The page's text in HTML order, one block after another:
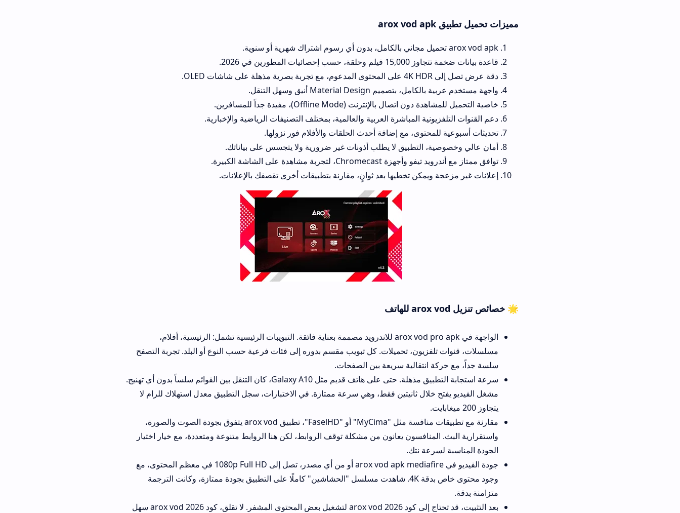
مميزات تحميل تطبيق arox vod apk
arox vod apk تحميل مجاني بالكامل، بدون أي رسوم اشتراك شهرية أو سنوية.
قاعدة بيانات ضخمة تتجاوز 15,000 فيلم وحلقة، حسب إحصائيات المطورين في 2026.
دقة عرض تصل إلى 4K HDR على المحتوى المدعوم، مع تجربة بصرية مذهلة على شاشات OLED.
واجهة مستخدم عربية بالكامل، بتصميم Material Design أنيق وسهل التنقل.
خاصية التحميل للمشاهدة دون اتصال بالإنترنت (Offline Mode)، مفيدة جداً للمسافرين.
دعم القنوات التلفزيونية المباشرة العربية والعالمية، بمختلف التصنيفات الرياضية والإخبارية.
تحديثات أسبوعية للمحتوى، مع إضافة أحدث الحلقات والأفلام فور نزولها.
أمان عالي وخصوصية، التطبيق لا يطلب أذونات غير ضرورية ولا يتجسس على بياناتك.
توافق ممتاز مع أندرويد تيفو وأجهزة Chromecast، لتجربة مشاهدة على الشاشة الكبيرة.
إعلانات غير مزعجة ويمكن تخطيها بعد ثوانٍ، مقارنة بتطبيقات أخرى تقصفك بالإعلانات.
🌟 خصائص تنزيل arox vod للهاتف
الواجهة في arox vod pro apk للاندرويد مصممة بعناية فائقة. التبويبات الرئيسية تشمل: الرئيسية، أفلام،
مسلسلات، قنوات تلفزيون، تحميلات. كل تبويب مقسم بدوره إلى فئات فرعية حسب النوع أو البلد. تجربة التصفح
سلسة جداً، مع حركة انتقالية سريعة بين الصفحات.
سرعة استجابة التطبيق مذهلة. حتى على هاتف قديم مثل Galaxy A10، كان التنقل بين القوائم سلساً بدون أي تهنيج.
مشغل الفيديو يفتح خلال ثانيتين فقط، وهي سرعة ممتازة. في الاختبارات، سجل التطبيق معدل استهلاك للرام لا
مقارنة مع تطبيقات منافسة مثل "MyCima" أو "FaselHD"، تطبيق arox vod يتفوق بجودة الصوت والصورة،
واستقرارية البث. المنافسون يعانون من مشكلة توقف الروابط، لكن هنا الروابط متنوعة ومتعددة، مع خيار اختيار
الجودة المناسبة لسرعة نتك.
جودة الفيديو في arox vod apk mediafire أو من أي مصدر، تصل إلى 1080p Full HD في معظم المحتوى، مع
وجود محتوى خاص بدقة 4K. شاهدت مسلسل "الحشاشين" كاملًا على التطبيق بجودة ممتازة، وكانت الترجمة
بعد التثبيت، قد تحتاج إلى كود arox vod 2026 لتشغيل بعض المحتوى المشفر. لا تقلق، كود arox vod 2026 سهل